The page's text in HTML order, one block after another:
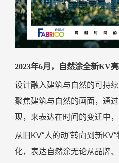
2023年6月，自然涂全新KV
设计融入建筑与自然的可持
聚焦建筑与自然的画面，通
现，来表达在时间的变迁中
从 旧 KV“人的动”转向到新
化，表达自然涂无论从品牌